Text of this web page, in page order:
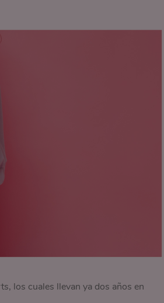
los cuales llevan ya dos años en